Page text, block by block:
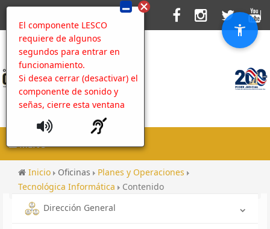
El componente LESCO
requiere de algunos
segundos para entrar en
funcionamiento.
Si desea cerrar (desactivar) el
componente de sonido y
señas, cierre esta ventana
MENU
Inicio Oficinas
Planes y Operaciones
Tecnológica Informática
Contenido
Dirección General